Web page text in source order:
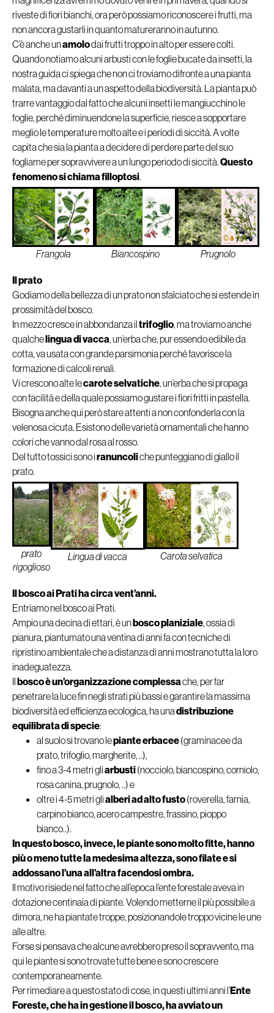
riveste di fiori bianchi, ora però possiamo riconoscere i frutti, ma
non ancora gustarli in quanto matureranno in autunno.
C’è anche unamolodai frutti troppo in alto per essere colti.
Quando notiamo alcuni arbusti con le foglie bucate da insetti, la
nostra guida ci spiega che non ci troviamo difronte a una pianta
malata, ma davanti a un aspetto della biodiversità. La pianta può
trarre vantaggio dal fatto che alcuni insetti le mangiucchino le
foglie, perché diminuendone la superficie, riesce a sopportare
meglio le temperature molto alte e i periodi di siccità. A volte
capita che sia la pianta a decidere di perdere parte del suo
fogliame per sopravvivere a un lungo periodo di siccità.Questo
fenomeno si chiama filloptosi.
Frangola Biancospino Prugnolo
Il prato
Godiamo della bellezza di un prato non sfalciato che si estende in
prossimità del bosco.
In mezzo cresce in abbondanza iltrifoglio, ma troviamo anche
qualchelingua di vacca, un’erba che, pur essendo edibile da
cotta, va usata con grande parsimonia perché favorisce la
formazione di calcoli renali.
Vi crescono alte lecarote selvatiche, un’erba che si propaga
con facilità e della quale possiamo gustare i fiori fritti in pastella.
Bisogna anche qui però stare attenti a non confonderla con la
velenosa cicuta. Esistono delle varietà ornamentali che hanno
colori che vanno dal rosa al rosso.
Del tutto tossici sono iranuncoliche punteggiano di giallo il
prato.
prato
rigoglioso
Lingua di vacca Carota selvatica
Il bosco ai Prati ha circa vent’anni.
Entriamo nel bosco ai Prati.
Ampio una decina di ettari, è unbosco planiziale, ossia di
pianura, piantumato una ventina di anni fa con tecniche di
ripristino ambientale che a distanza di anni mostrano tutta la loro
inadeguatezza.
Ilbosco è un’organizzazione complessache, per far
penetrare la luce fin negli strati più bassi e garantire la massima
biodiversità ed efficienza ecologica, ha unadistribuzione
equilibrata di specie:
al suolo si trovano lepiante erbacee(graminacee da
prato, trifoglio, margherite, ..),
fino a 3-4 metri gliarbusti(nocciolo, biancospino, corniolo,
rosa canina, prugnolo, ..) e
oltre i 4-5 metri glialberi ad alto fusto(roverella, farnia,
carpino bianco, acero campestre, frassino, pioppo
bianco..).
In questo bosco, invece, le piante sono molto fitte, hanno
più o meno tutte la medesima altezza, sono filate e si
addossano l’una all’altra facendosi ombra.
Il motivo risiede nel fatto che all’epoca l’ente forestale aveva in
dotazione centinaia di piante. Volendo metterne il più possibile a
dimora, ne ha piantate troppe, posizionandole troppo vicine le une
alle altre.
Forse si pensava che alcune avrebbero preso il sopravvento, ma
qui le piante si sono trovate tutte bene e sono crescere
contemporaneamente.
Per rimediare a questo stato di cose, in questi ultimi anni l’Ente
Foreste, che ha in gestione il bosco, ha avviato un